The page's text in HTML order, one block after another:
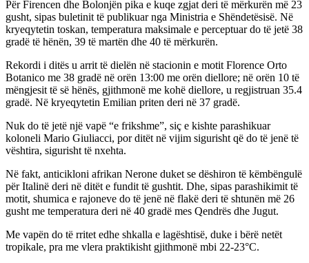
Për Firencen dhe Bolonjën pika e kuqe zgjat deri të mërkurën më 23
gusht, sipas buletinit të publikuar nga Ministria e Shëndetësisë. Në
kryeqytetin toskan, temperatura maksimale e perceptuar do të jetë 38
gradë të hënën, 39 të martën dhe 40 të mërkurën.
Rekordi i ditës u arrit të dielën në stacionin e motit Florence Orto
Botanico me 38 gradë në orën 13:00 me orën diellore; në orën 10 të
mëngjesit të së hënës, gjithmonë me kohë diellore, u regjistruan 35.4
gradë. Në kryeqytetin Emilian priten deri në 37 gradë.
Nuk do të jetë një vapë “e frikshme”, siç e kishte parashikuar
koloneli Mario Giuliacci, por ditët në vijim sigurisht që do të jenë të
vështira, sigurisht të nxehta.
Në fakt, anticikloni afrikan Nerone duket se dëshiron të këmbëngulë
për Italinë deri në ditët e fundit të gushtit. Dhe, sipas parashikimit të
motit, shumica e rajoneve do të jenë në flakë deri të shtunën më 26
gusht me temperatura deri në 40 gradë mes Qendrës dhe Jugut.
Me vapën do të rritet edhe shkalla e lagështisë, duke i bërë netët
tropikale, pra me vlera praktikisht gjithmonë mbi 22-23°C.